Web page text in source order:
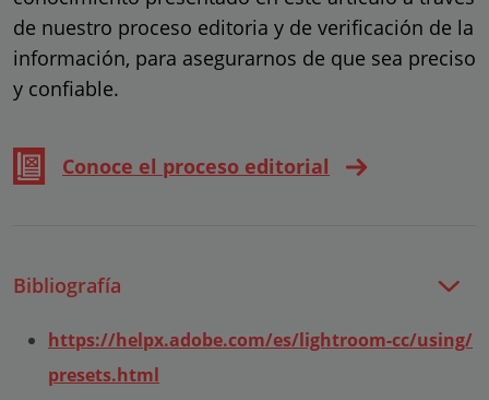
de nuestro proceso editoria y de verificación de la
información, para asegurarnos de que sea preciso
y confiable.
Conoce el proceso editorial
Bibliografía
https://helpx.adobe.com/es/lightroom-cc/using/
presets.html